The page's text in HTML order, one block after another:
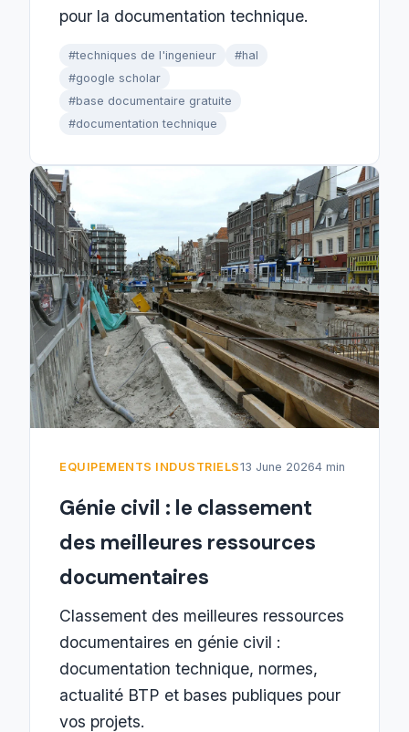
pour la documentation technique.
#techniques de l'ingenieur
#hal
#google scholar
#base documentaire gratuite
#documentation technique
EQUIPEMENTS INDUSTRIELS13 June 20264 min
Génie civil : le classement
des meilleures ressources
documentaires
Classement des meilleures ressources
documentaires en génie civil :
documentation technique, normes,
actualité BTP et bases publiques pour
vos projets.